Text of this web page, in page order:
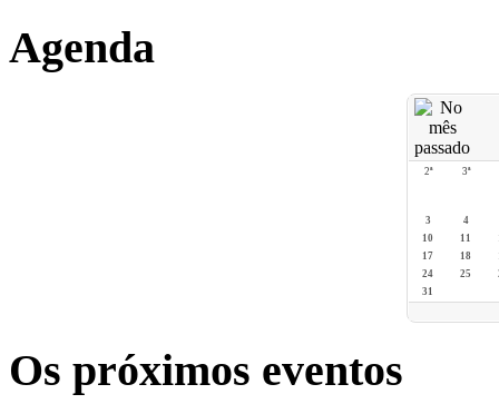
Agenda
2ª 3ª
3
4
10
11
17
18
24
25
31
Os próximos eventos